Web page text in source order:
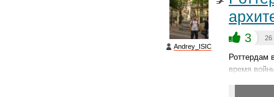
Andrey_ISIC
3 26
Роттердам
время